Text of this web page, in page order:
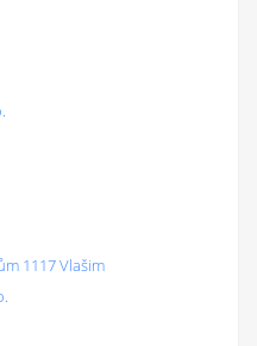
1117 Vlašim